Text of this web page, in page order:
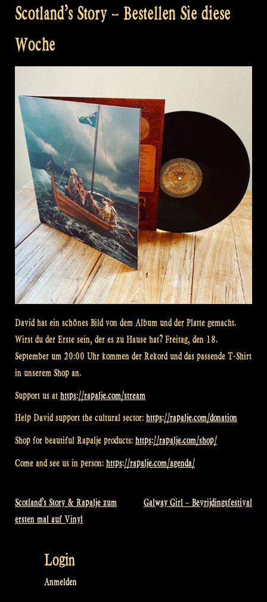
Scotland’s Story – Bestellen Sie diese
Woche
David hat ein schönes Bild von dem Album und der Platte gemacht.
Wirst du der Erste sein, der es zu Hause hat? Freitag, den 18.
September um 20:00 Uhr kommen der Rekord und das passende T-Shirt
in unserem Shop an.
Support us at https://rapalje.com/stream
Help David support the cultural sector: https://rapalje.com/donation
Shop for beautiful Rapalje products: https://rapalje.com/shop/
Come and see us in person: https://rapalje.com/agenda/
Beitragsnavigation
Scotland’s Story & Rapalje zum
ersten mal auf Vinyl
Galway Girl – Bevrijdingsfestival
Login
Anmelden